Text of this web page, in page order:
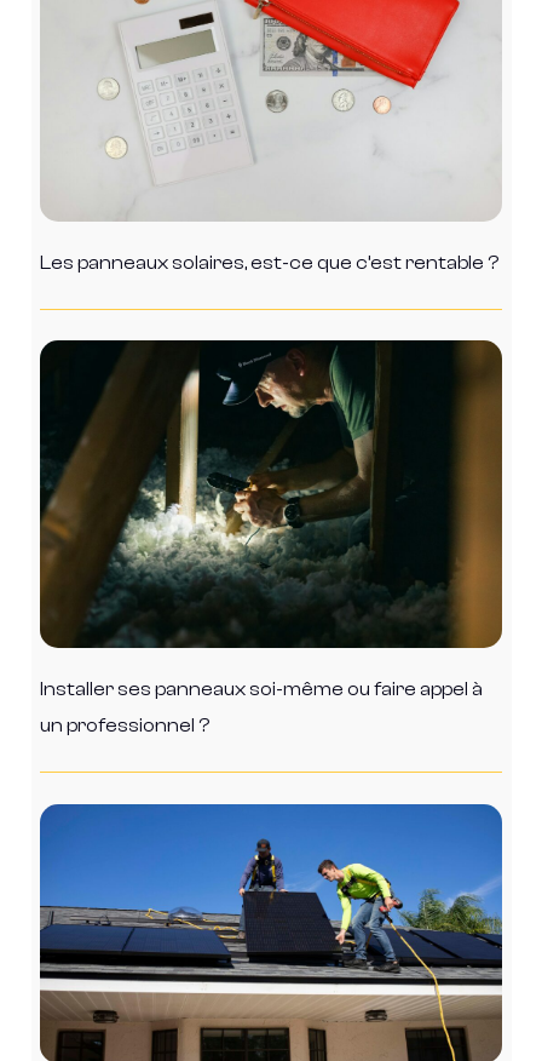
Les panneaux solaires, est-ce que c’est rentable ?
Installer ses panneaux soi-même ou faire appel à
un professionnel ?